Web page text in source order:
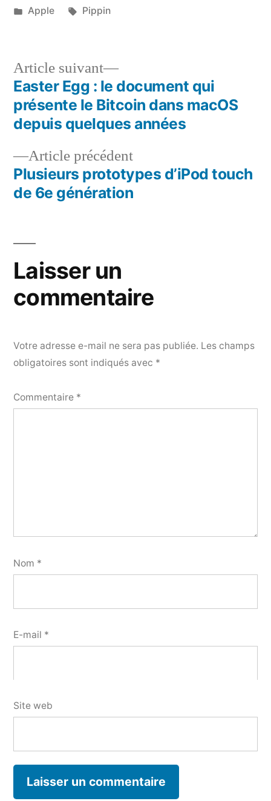
par
Publié
Apple Étiquettes :
Pippin
Navigation
de
l’article
Article précédentArticle
précédent :
Plusieurs prototypes d’iPod touch
de 6e génération
Article suivant
Article
suivant :
Easter Egg : le document qui
présente le Bitcoin dans macOS
depuis quelques années
Laisser un
commentaire
Votre adresse e-mail ne sera pas publiée. Les champs
obligatoires sont indiqués avec *
Commentaire *
Nom *
E-mail *
Site web